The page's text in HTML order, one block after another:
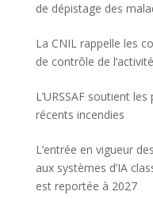
de dépistage des
La CNIL rappelle les
de contrôle de
L’URSSAF soutient
récents incendies
L’entrée en vigueur
aux systèmes d’IA
est reportée à 2027